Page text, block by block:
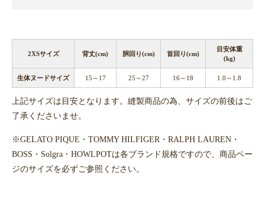
2XSサイズ 背丈(cm) 胴回り(cm) 首回り(cm)
目安体重
(kg)
生体ヌードサイズ 15～17 25～27 16～18 1.0～1.8
上記サイズは目安となります。縫製商品の為、サイズの前後はご
了承くださいませ。
※GELATO PIQUE・TOMMY HILFIGER・RALPH LAUREN・
BOSS・Solgra・HOWLPOTは各ブランド規格ですので、商品ペー
ジのサイズを必ずご参照ください。